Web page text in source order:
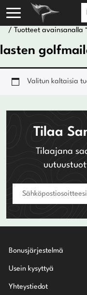
/ Tuotteet avainsanalla
lasten
Valitun kaltaisia
Tilaa
Tilaajana
Bonusjärjestelmä
Usein kysyttyä
Yhteystiedot